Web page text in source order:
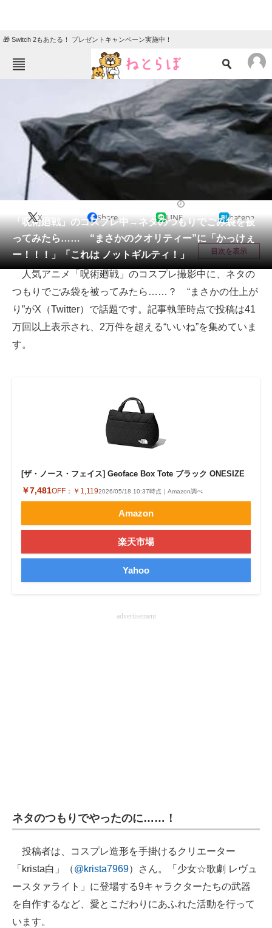
🎁 Switch 2もあたる！ プレゼントキャンペーン実施中！
ニュース
エンタメ クイズ
地域
住まい 教育・育児
会員記事
メディア
注目記事を集めた総合ページ
ITの今と未来を見通す
スマホと通信の最新トレンド
経営リーダーのコミュニティ
ITエンジニア向け専門サイト
企業向けIT製品の総合サイト
IT製品の技術・比較・事例
「呪術廻戦」のコスプレ中→ネタのつもりでごみ袋を被
ってみたら…… “まさかのクオリティー”に「かっけぇ
ー！！！」「これは ノットギルティ！」
X Share LINE hatena
目次を表示
人気アニメ「呪術廻戦」のコスプレ撮影中に、ネタの
つもりでごみ袋を被ってみたら……？ “まさかの仕上が
り”がX（Twitter）で話題です。記事執筆時点で投稿は41
万回以上表示され、2万件を超える“いいね”を集めていま
す。
[ザ・ノース・フェイス] Geoface Box Tote ブラック ONESIZE
￥7,481OFF： ￥1,1192026/05/18 10:37時点｜Amazon調べ
Amazon
楽天市場
Yahoo
advertisement
ネタのつもりでやったのに……！
投稿者は、コスプレ造形を手掛けるクリエーター
「krista白」（@krista7969）さん。「少女☆歌劇 レヴュ
ースタァライト」に登場する9キャラクターたちの武器
を自作するなど、愛とこだわりにあふれた活動を行って
います。